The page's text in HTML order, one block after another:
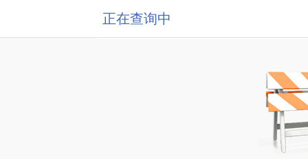
正在查询中